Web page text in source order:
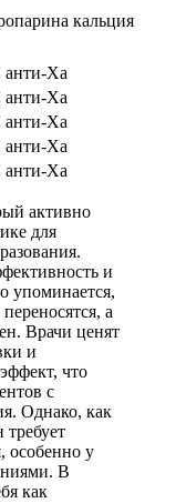
кальция
Ха
Ха
Ха
Ха
Ха
активно
для
и
упоминается,
а
Врачи ценят
и
что
с
Однако, как
особенно у
В
как